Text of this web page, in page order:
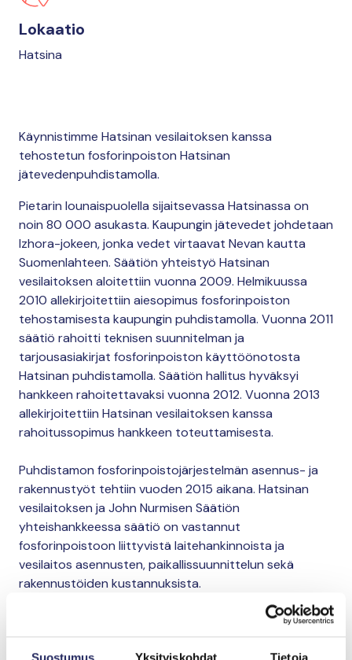
Suostumus Yksityiskohdat Tietoja
Lokaatio
Hatsina
Käynnistimme Hatsinan vesilaitoksen kanssa
tehostetun fosforinpoiston Hatsinan
jätevedenpuhdistamolla.
Pietarin lounaispuolella sijaitsevassa Hatsinassa on
noin 80 000 asukasta. Kaupungin jätevedet johdetaan
Izhora-jokeen, jonka vedet virtaavat Nevan kautta
Suomenlahteen. Säätiön yhteistyö Hatsinan
vesilaitoksen aloitettiin vuonna 2009. Helmikuussa
2010 allekirjoitettiin aiesopimus fosforinpoiston
tehostamisesta kaupungin puhdistamolla. Vuonna 2011
säätiö rahoitti teknisen suunnitelman ja
tarjousasiakirjat fosforinpoiston käyttöönotosta
Hatsinan puhdistamolla. Säätiön hallitus hyväksyi
hankkeen rahoitettavaksi vuonna 2012. Vuonna 2013
allekirjoitettiin Hatsinan vesilaitoksen kanssa
rahoitussopimus hankkeen toteuttamisesta.
Puhdistamon fosforinpoistojärjestelmän asennus- ja
rakennustyöt tehtiin vuoden 2015 aikana. Hatsinan
vesilaitoksen ja John Nurmisen Säätiön
yhteishankkeessa säätiö on vastannut
fosforinpoistoon liittyvistä laitehankinnoista ja
vesilaitos asennusten, paikallissuunnittelun sekä
rakennustöiden kustannuksista.
Kemialliseen fosforinpoistoon tarvittava, noin 100 000
euroa maksanut kemikaalisäiliö on rahoitettu säätiön